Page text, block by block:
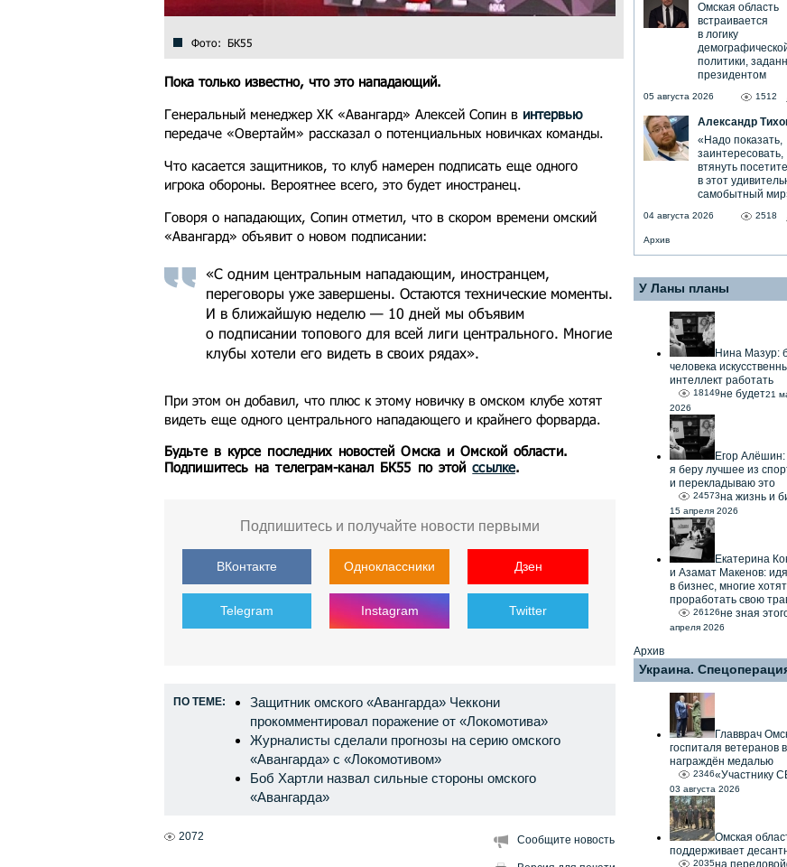
Фото: БК55
Пока только известно, что это нападающий.
Генеральный менеджер ХК «Авангард» Алексей Сопин в интервью
передаче «Овертайм» рассказал о потенциальных новичках команды.
Что касается защитников, то клуб намерен подписать еще одного
игрока обороны. Вероятнее всего, это будет иностранец.
Говоря о нападающих, Сопин отметил, что в скором времени омский
«Авангард» объявит о новом подписании:
«С одним центральным нападающим, иностранцем,
переговоры уже завершены. Остаются технические моменты.
И в ближайшую неделю — 10 дней мы объявим
о подписании топового для всей лиги центрального. Многие
клубы хотели его видеть в своих рядах».
При этом он добавил, что плюс к этому новичку в омском клубе хотят
видеть еще одного центрального нападающего и крайнего форварда.
Будьте в курсе последних новостей Омска и Омской области.
Подпишитесь на телеграм-канал БК55 по этойссылке.
Подпишитесь и получайте новости первыми
ВКонтакте Одноклассники Дзен
Telegram Instagram Twitter
ПО ТЕМЕ:
Защитник омского «Авангарда» Чеккони
прокомментировал поражение от «Локомотива»
Журналисты сделали прогнозы на серию омского
«Авангарда» с «Локомотивом»
Боб Хартли назвал сильные стороны омского
«Авангарда»
2072 Сообщите новость
Омская область
встраивается
в логику
политики,
президентом
1512
05 августа 2026
Александр
«Надо показать,
заинтересовать,
втянуть
в этот
самобытный
2518
04 августа 2026
Архив
У Ланы планы
Нина Мазур:
человека
интеллект работать
не будет
18149
21
2026
Егор Алёшин:
я беру лучшее из
и перекладываю это
на жизнь и
24573
15 апреля 2026
Екатерина
и Азамат Макенов: идя
в бизнес, многие хотят
проработать свою
не зная
26126
апреля 2026
Архив
Украина.
Главврач
госпиталя ветеранов
награждён медалью
«Участнику
2346
03 августа 2026
Омская
поддерживает
на передовой
2035